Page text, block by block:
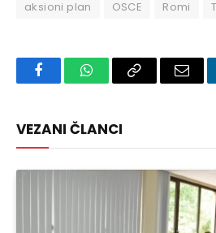
aksioni plan OSCE Romi
FacebookWhatsAppCopy
Email
VEZANI ČLANCI